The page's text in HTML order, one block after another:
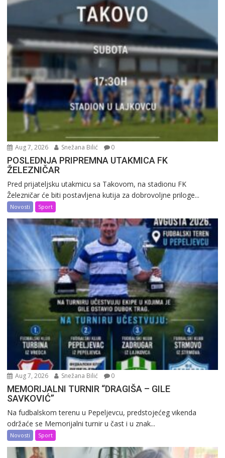
Aug 7, 2026 Snežana Bilić 0
POSLEDNJA PRIPREMNA UTAKMICA FK
ŽELEZNIČAR
Pred prijateljsku utakmicu sa Takovom, na stadionu FK
Železničar će biti postavljena kutija za dobrovoljne priloge...
Novosti Sport
Aug 7, 2026 Snežana Bilić 0
MEMORIJALNI TURNIR “DRAGIŠA – GILE
SAVKOVIĆ”
Na fudbalskom terenu u Pepeljevcu, predstojećeg vikenda
održaće se Memorijalni turnir u čast i u znak...
Novosti Sport